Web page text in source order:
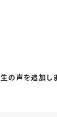
の声を追加し